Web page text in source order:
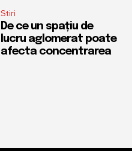
Stiri
De ce un spațiu de
lucru aglomerat poate
afecta concentrarea